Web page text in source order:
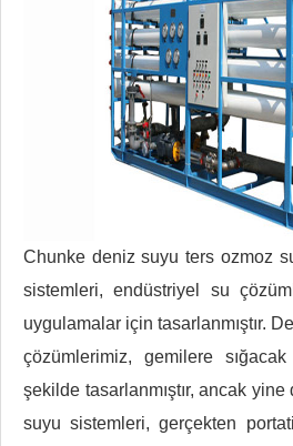
Chunke deniz suyu ters ozmoz
sistemleri, endüstriyel su
uygulamalar için tasarlanmıştır.
çözümlerimiz, gemilere
şekilde tasarlanmıştır, ancak
suyu sistemleri, gerçekten